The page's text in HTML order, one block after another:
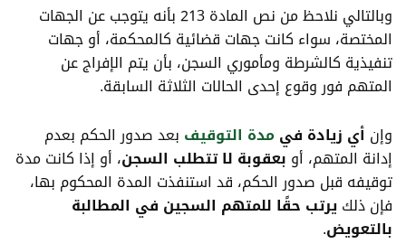
وبالتالي نلاحظ من نص المادة 213 بأنه يتوجب عن الجهات
المختصة، سواء كانت جهات قضائية كالمحكمة، أو جهات
تنفيذية كالشرطة ومأموري السجن، بأن يتم الإفراج عن
المتهم فور وقوع إحدى الحالات الثلاثة السابقة.
وإن أي زيادة فيمدة التوقيف بعد صدور الحكم بعدم
إدانة المتهم، أو بعقوبة لا تتطلب السجن، أو إذا كانت مدة
توقيفه قبل صدور الحكم، قد استنفذت المدة المحكوم بها،
فإن ذلكيرتب حقًا للمتهم السجين في المطالبة
بالتعويض.